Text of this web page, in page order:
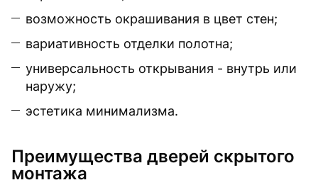
возможность окрашивания в цвет стен;
вариативность отделки полотна;
универсальность открывания - внутрь или
наружу;
эстетика минимализма.
Преимущества дверей скрытого
монтажа